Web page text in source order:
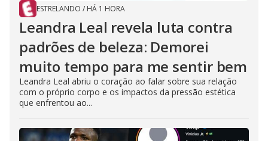
ESTRELANDO / HÁ 1 HORA
Leandra Leal revela luta contra
padrões de beleza: Demorei
muito tempo para me sentir bem
Leandra Leal abriu o coração ao falar sobre sua relação
com o próprio corpo e os impactos da pressão estética
que enfrentou ao...